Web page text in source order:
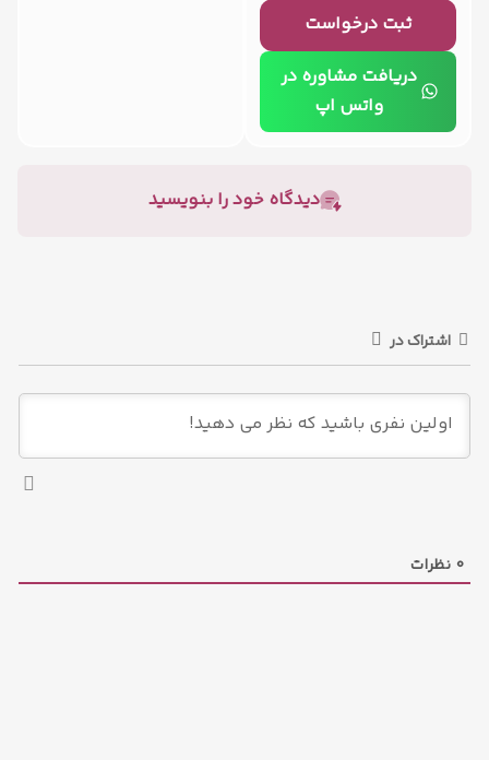
ثبت درخواست
دریافت مشاوره در
واتس اپ
دیدگاه خود را بنویسید
اشتراک در
0 نظرات